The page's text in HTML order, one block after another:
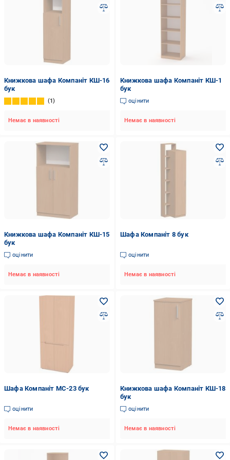
Книжкова шафа Компаніт КШ-16
бук
1
Немає в наявності
Книжкова шафа Компаніт КШ-1
бук
оцінити
Немає в наявності
Книжкова шафа Компаніт КШ-15
бук
оцінити
Немає в наявності
Шафа Компаніт 8 бук
оцінити
Немає в наявності
Шафа Компаніт МС-23 бук
оцінити
Немає в наявності
Книжкова шафа Компаніт КШ-18
бук
оцінити
Немає в наявності